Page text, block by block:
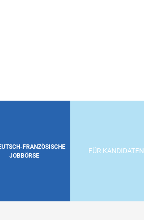
FRANZÖSISCHE
JOBBÖRSE
FÜR KANDIDATEN